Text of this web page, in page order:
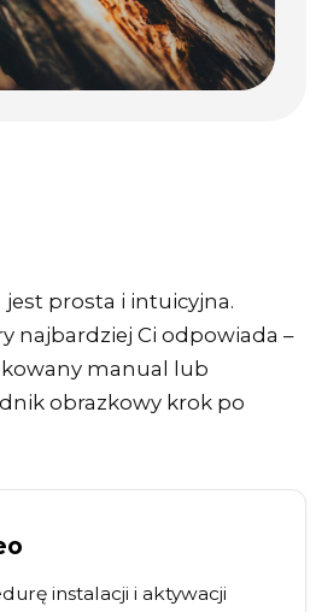
prosta i intuicyjna.
najbardziej Ci odpowiada –
manual lub
obrazkowy krok po
instalacji i aktywacji